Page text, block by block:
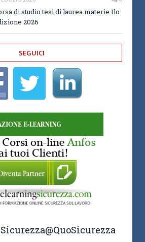
di studio tesi di laurea materie Ilo
2026
SEGUICI
@QuoSicurezza